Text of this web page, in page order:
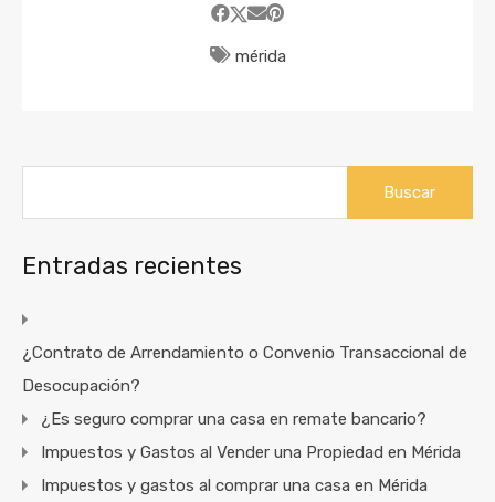
mérida
Entradas recientes
¿Contrato de Arrendamiento o Convenio Transaccional de
Desocupación?
¿Es seguro comprar una casa en remate bancario?
Impuestos y Gastos al Vender una Propiedad en Mérida
Impuestos y gastos al comprar una casa en Mérida